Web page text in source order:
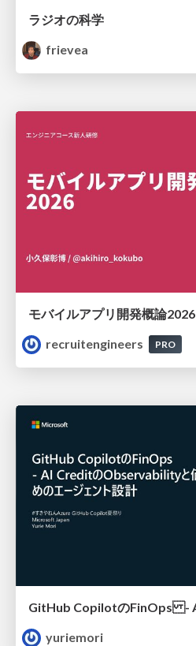
ラジオの科学
frievea
モバイルアプリ開発概論2026
recruitengineers
PRO
yuriemori